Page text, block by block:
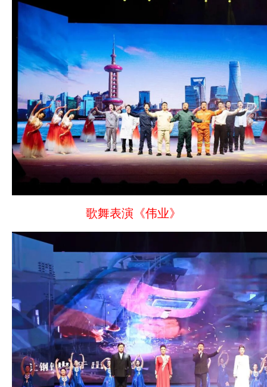
歌舞表演《伟业》